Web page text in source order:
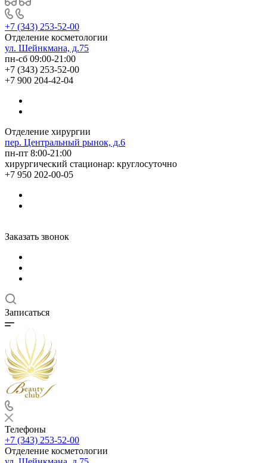
+7 (343) 253-52-00
Отделение косметологии
ул. Шейнкмана, д.75
пн-сб 09:00-21:00
+7 (343) 253-52-00
+7 900 204-42-04
Отделение хирургии
пер. Центральный рынок, д.6
пн-пт 8:00-21:00
хирургический стационар: круглосуточно
+7 950 202-00-05
Заказать звонок
Записаться
Телефоны
+7 (343) 253-52-00
Отделение косметологии